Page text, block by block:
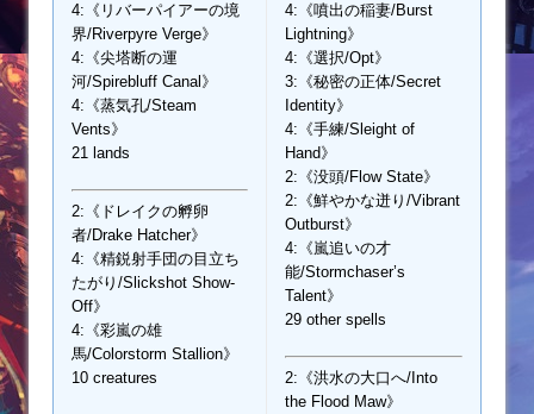
4:《リバーパイアーの境
界/Riverpyre Verge》
4:《尖塔断の運
河/Spirebluff Canal》
4:《蒸気孔/Steam
Vents》
21 lands
2:《ドレイクの孵卵
者/Drake Hatcher》
4:《精鋭射手団の目立ち
たがり/Slickshot Show-
Off》
4:《彩嵐の雄
馬/Colorstorm Stallion》
10 creatures
4:《噴出の稲妻/Burst
Lightning》
4:《選択/Opt》
3:《秘密の正体/Secret
Identity》
4:《手練/Sleight of
Hand》
2:《没頭/Flow State》
2:《鮮やかな迸り/Vibrant
Outburst》
4:《嵐追いの才
能/Stormchaser’s
Talent》
29 other spells
2:《洪水の大口へ/Into
the Flood Maw》